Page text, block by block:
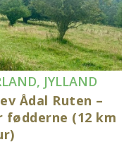
, JYLLAND
Ådal Ruten –
fødderne (12 km